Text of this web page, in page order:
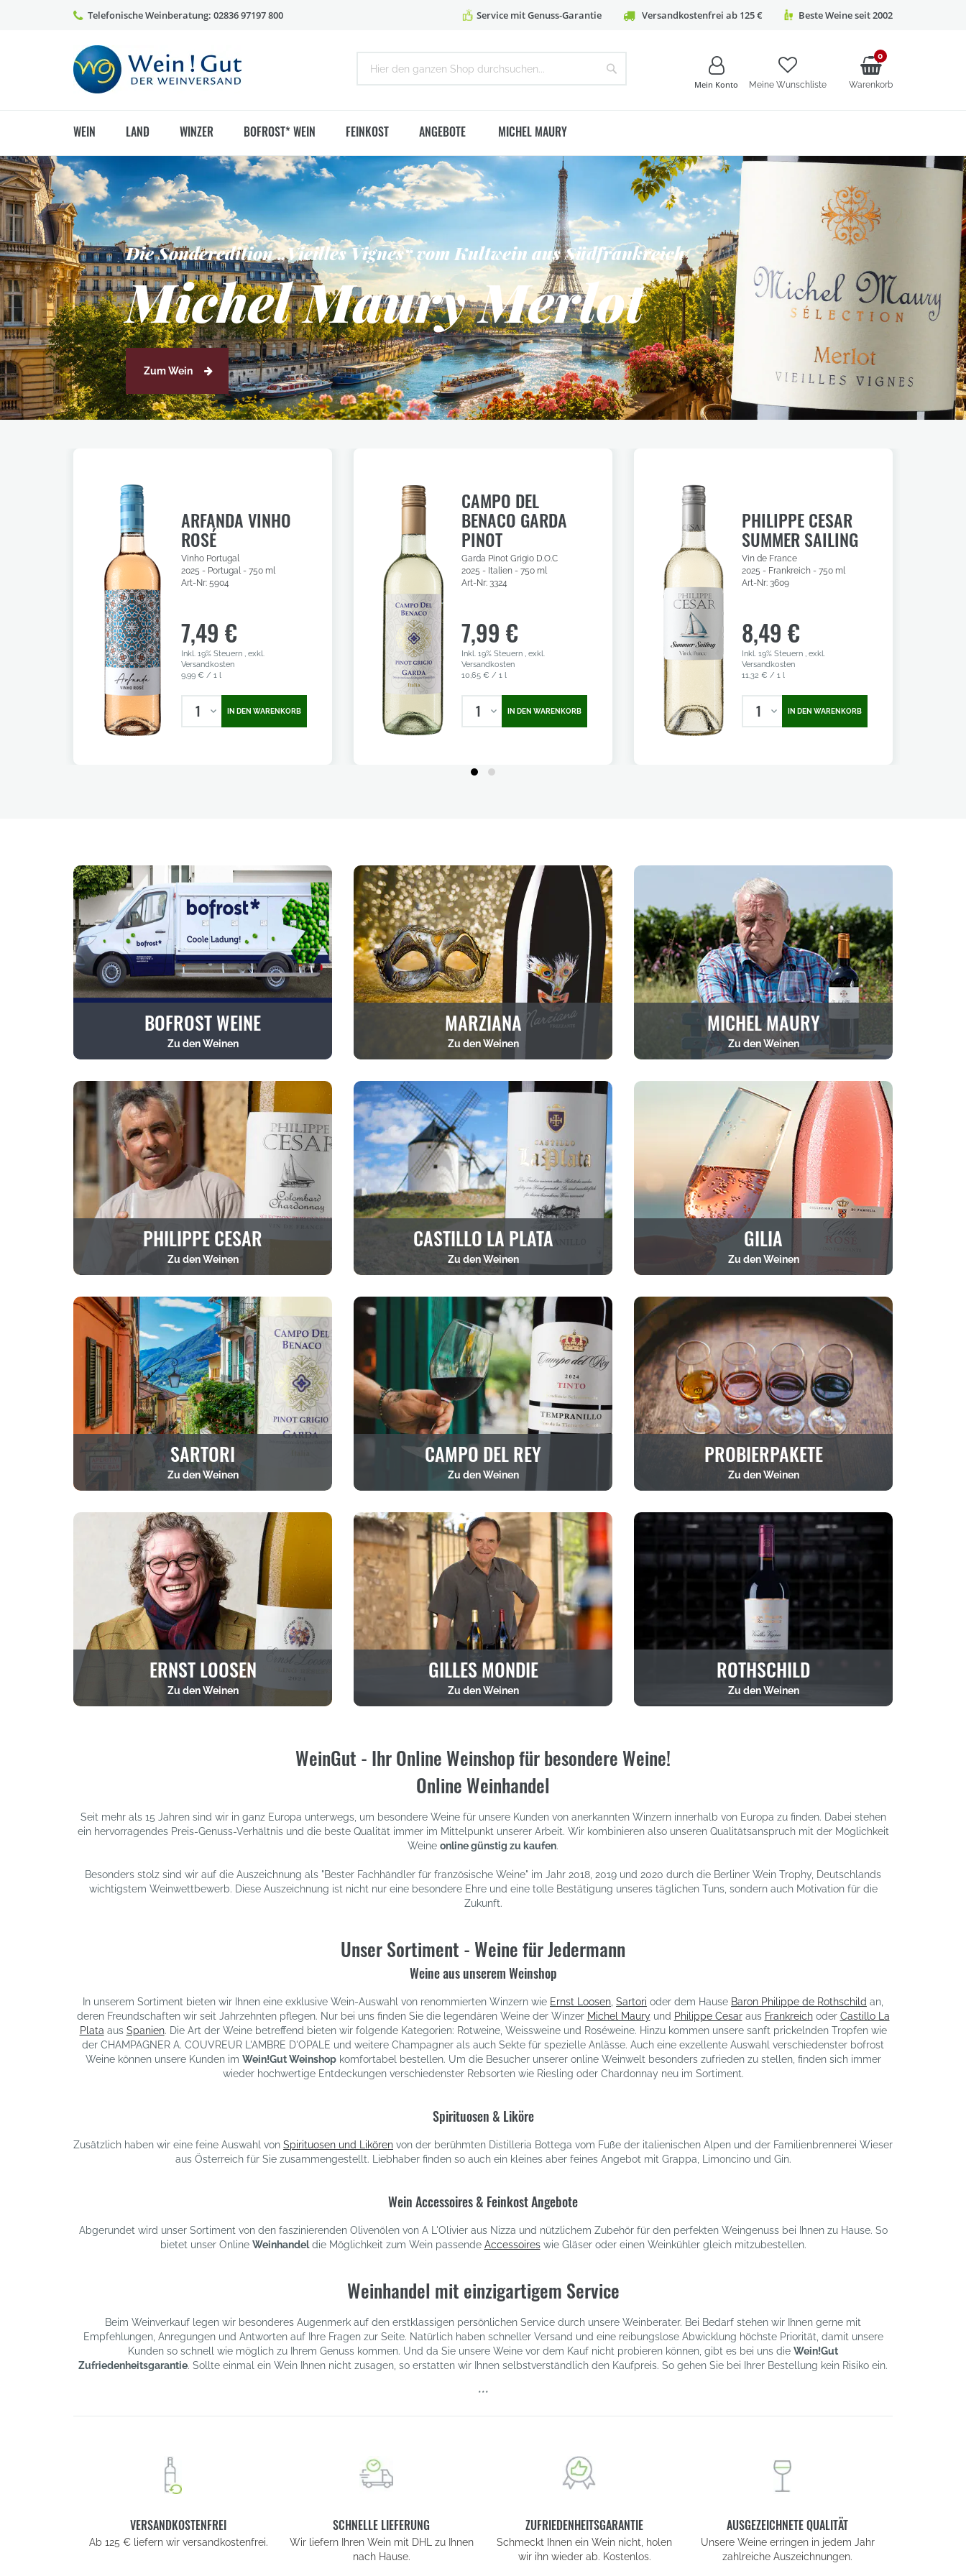
Telefonische Weinberatung: 02836 97197 800 Service mit Genuss-Garantie Versandkostenfrei ab 125 € Beste Weine seit 2002
0
Warenkorb
Meine Wunschliste
Mein Konto
WEIN LAND WINZER BOFROST* WEIN FEINKOST ANGEBOTE MICHEL MAURY
Die Sonderedition „Vieilles Vignes“ vom Kultwein aus Südfrankreich
Michel Maury Merlot
Zum Wein
Der perfekte Sommerwein aus Portugal
Arfanda Vinho Verde
Zum Wein
ARFANDA VINHO
ROSÉ
Vinho Portugal
2025 - Portugal - 750 ml
Art-Nr: 5904
7,49 €
Inkl. 19% Steuern , exkl.
Versandkosten
9,99 € / 1 l
1 IN DEN WARENKORB
CAMPO DEL
BENACO GARDA
PINOT
Garda Pinot Grigio D.O.C
2025 - Italien - 750 ml
Art-Nr: 3324
7,99 €
Inkl. 19% Steuern , exkl.
Versandkosten
10,65 € / 1 l
1 IN DEN WARENKORB
PHILIPPE CESAR
SUMMER SAILING
Vin de France
2025 - Frankreich - 750 ml
Art-Nr: 3609
8,49 €
Inkl. 19% Steuern , exkl.
Versandkosten
11,32 € / 1 l
1 IN DEN WARENKORB
BOFROST WEINE
Zu den Weinen
MARZIANA
Zu den Weinen
MICHEL MAURY
Zu den Weinen
PHILIPPE CESAR
Zu den Weinen
CASTILLO LA PLATA
Zu den Weinen
GILIA
Zu den Weinen
SARTORI
Zu den Weinen
CAMPO DEL REY
Zu den Weinen
PROBIERPAKETE
Zu den Weinen
ERNST LOOSEN
Zu den Weinen
GILLES MONDIE
Zu den Weinen
ROTHSCHILD
Zu den Weinen
WeinGut - Ihr Online Weinshop für besondere Weine!
Online Weinhandel
Seit mehr als 15 Jahren sind wir in ganz Europa unterwegs, um besondere Weine für unsere Kunden von anerkannten Winzern innerhalb von Europa zu finden. Dabei stehen
ein hervorragendes Preis-Genuss-Verhältnis und die beste Qualität immer im Mittelpunkt unserer Arbeit. Wir kombinieren also unseren Qualitätsanspruch mit der Möglichkeit
Weine online günstig zu kaufen.
Besonders stolz sind wir auf die Auszeichnung als "Bester Fachhändler für französische Weine" im Jahr 2018, 2019 und 2020 durch die Berliner Wein Trophy, Deutschlands
wichtigstem Weinwettbewerb. Diese Auszeichnung ist nicht nur eine besondere Ehre und eine tolle Bestätigung unseres täglichen Tuns, sondern auch Motivation für die
Zukunft.
Unser Sortiment - Weine für Jedermann
Weine aus unserem Weinshop
In unserem Sortiment bieten wir Ihnen eine exklusive Wein-Auswahl von renommierten Winzern wie Ernst Loosen, Sartori oder dem Hause Baron Philippe de Rothschild an,
deren Freundschaften wir seit Jahrzehnten pflegen. Nur bei uns finden Sie die legendären Weine der Winzer Michel Mauryund Philippe Cesaraus Frankreichoder Castillo La
Plata aus Spanien. Die Art der Weine betreffend bieten wir folgende Kategorien: Rotweine, Weissweine und Roséweine. Hinzu kommen unsere sanft prickelnden Tropfen wie
der CHAMPAGNER A. COUVREUR L'AMBRE D'OPALE und weitere Champagner als auch Sekte für spezielle Anlässe. Auch eine exzellente Auswahl verschiedenster bofrost
Weine können unsere Kunden im Wein!Gut Weinshopkomfortabel bestellen. Um die Besucher unserer online Weinwelt besonders zufrieden zu stellen, finden sich immer
wieder hochwertige Entdeckungen verschiedenster Rebsorten wie Riesling oder Chardonnay neu im Sortiment.
Spirituosen & Liköre
Zusätzlich haben wir eine feine Auswahl von Spirituosen und Likören von der berühmten Distilleria Bottega vom Fuße der italienischen Alpen und der Familienbrennerei Wieser
aus Österreich für Sie zusammengestellt. Liebhaber finden so auch ein kleines aber feines Angebot mit Grappa, Limoncino und Gin.
Wein Accessoires & Feinkost Angebote
Abgerundet wird unser Sortiment von den faszinierenden Olivenölen von A L'Olivier aus Nizza und nützlichem Zubehör für den perfekten Weingenuss bei Ihnen zu Hause. So
bietet unser Online Weinhandeldie Möglichkeit zum Wein passende Accessoireswie Gläser oder einen Weinkühler gleich mitzubestellen.
Weinhandel mit einzigartigem Service
Beim Weinverkauf legen wir besonderes Augenmerk auf den erstklassigen persönlichen Service durch unsere Weinberater. Bei Bedarf stehen wir Ihnen gerne mit
Empfehlungen, Anregungen und Antworten auf Ihre Fragen zur Seite. Natürlich haben schneller Versand und eine reibungslose Abwicklung höchste Priorität, damit unsere
Kunden so schnell wie möglich zu Ihrem Genuss kommen. Und da Sie unsere Weine vor dem Kauf nicht probieren können, gibt es bei uns die Wein!Gut
Zufriedenheitsgarantie. Sollte einmal ein Wein Ihnen nicht zusagen, so erstatten wir Ihnen selbstverständlich den Kaufpreis. So gehen Sie bei Ihrer Bestellung kein Risiko ein.
***
VERSANDKOSTENFREI
Ab 125 € liefern wir versandkostenfrei.
SCHNELLE LIEFERUNG
Wir liefern Ihren Wein mit DHL zu Ihnen
nach Hause.
ZUFRIEDENHEITSGARANTIE
Schmeckt Ihnen ein Wein nicht, holen
wir ihn wieder ab. Kostenlos.
AUSGEZEICHNETE QUALITÄT
Unsere Weine erringen in jedem Jahr
zahlreiche Auszeichnungen.